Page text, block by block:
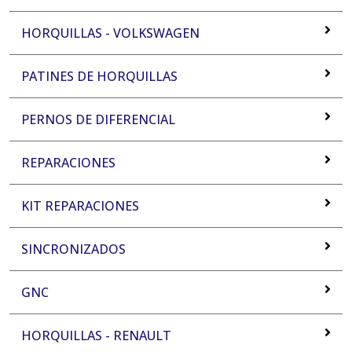
HORQUILLAS - VOLKSWAGEN
PATINES DE HORQUILLAS
PERNOS DE DIFERENCIAL
REPARACIONES
KIT REPARACIONES
SINCRONIZADOS
GNC
HORQUILLAS - RENAULT